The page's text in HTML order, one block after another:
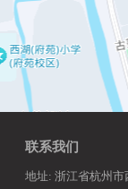
联系我们
地址: 浙江省杭州